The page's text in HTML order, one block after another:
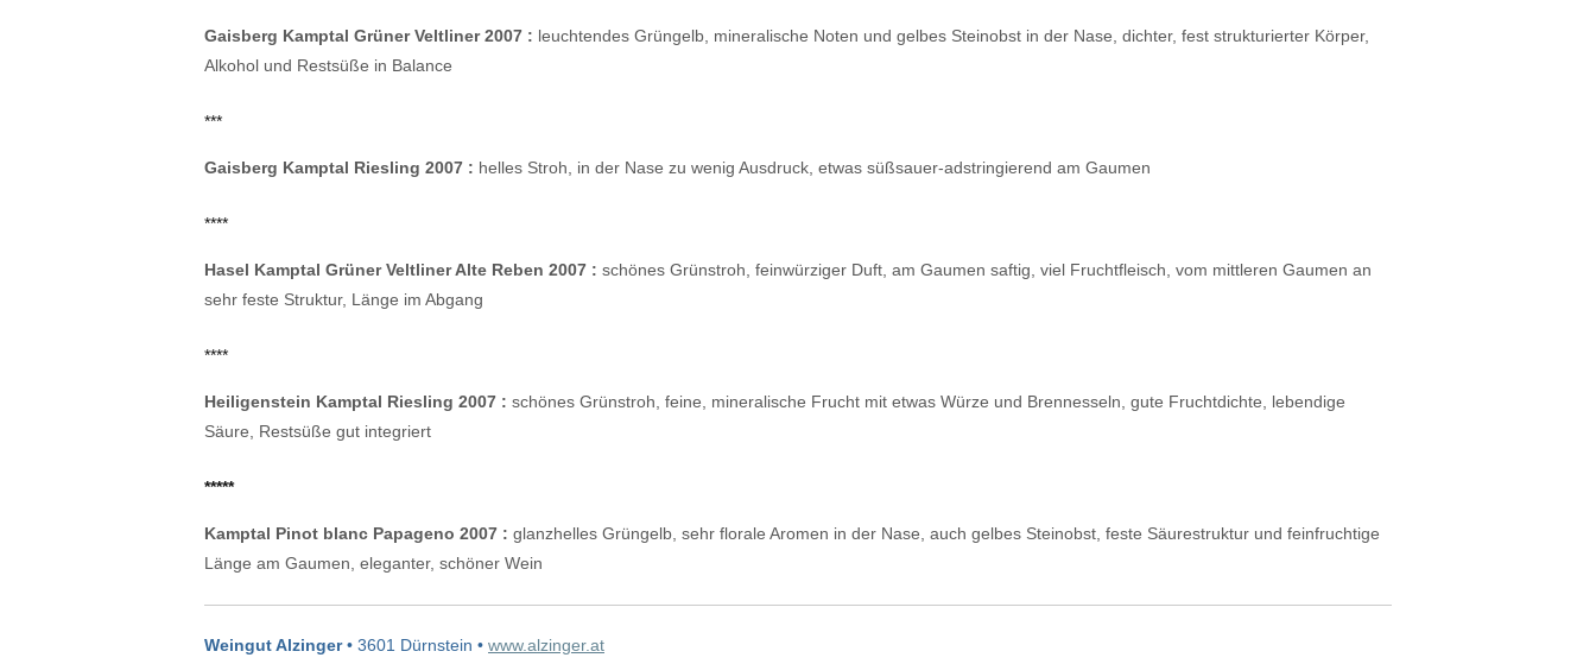
Gaisberg Kamptal Grüner Veltliner 2007 : leuchtendes Grüngelb, mineralische Noten und gelbes Steinobst in der Nase, dichter, fest strukturierter Körper,
Alkohol und Restsüße in Balance
***
Gaisberg Kamptal Riesling 2007 : helles Stroh, in der Nase zu wenig Ausdruck, etwas süßsauer-adstringierend am Gaumen
****
Hasel Kamptal Grüner Veltliner Alte Reben 2007 : schönes Grünstroh, feinwürziger Duft, am Gaumen saftig, viel Fruchtfleisch, vom mittleren Gaumen an
sehr feste Struktur, Länge im Abgang
****
Heiligenstein Kamptal Riesling 2007 : schönes Grünstroh, feine, mineralische Frucht mit etwas Würze und Brennesseln, gute Fruchtdichte, lebendige
Säure, Restsüße gut integriert
*****
Kamptal Pinot blanc Papageno 2007 : glanzhelles Grüngelb, sehr florale Aromen in der Nase, auch gelbes Steinobst, feste Säurestruktur und feinfruchtige
Länge am Gaumen, eleganter, schöner Wein
Weingut Alzinger• 3601 Dürnstein • www.alzinger.at